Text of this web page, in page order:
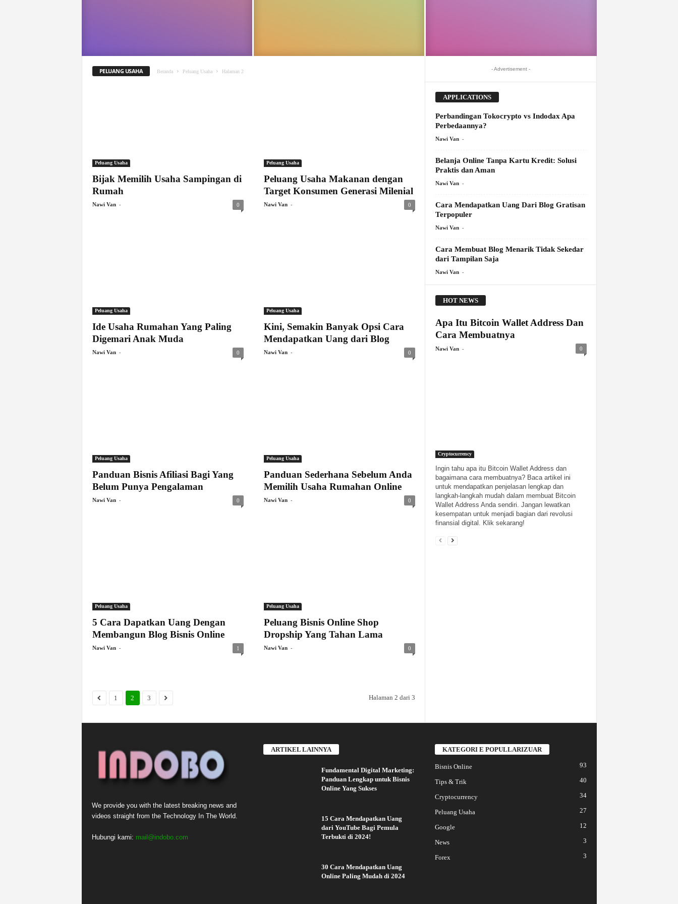
PELUANG USAHA Beranda Peluang Usaha Halaman 2
Peluang Usaha
Bijak Memilih Usaha Sampingan di
Rumah
Nawi Van - 0
Peluang Usaha
Peluang Usaha Makanan dengan
Target Konsumen Generasi Milenial
Nawi Van - 0
Peluang Usaha
Ide Usaha Rumahan Yang Paling
Digemari Anak Muda
Nawi Van - 0
Peluang Usaha
Kini, Semakin Banyak Opsi Cara
Mendapatkan Uang dari Blog
Nawi Van - 0
Peluang Usaha
Panduan Bisnis Afiliasi Bagi Yang
Belum Punya Pengalaman
Nawi Van - 0
Peluang Usaha
Panduan Sederhana Sebelum Anda
Memilih Usaha Rumahan Online
Nawi Van - 0
Peluang Usaha
5 Cara Dapatkan Uang Dengan
Membangun Blog Bisnis Online
Nawi Van - 1
Peluang Usaha
Peluang Bisnis Online Shop
Dropship Yang Tahan Lama
Nawi Van - 0
1 2 3 Halaman 2 dari 3
- Advertisement -
APPLICATIONS
Perbandingan Tokocrypto vs Indodax Apa
Perbedaannya?
Nawi Van -
Belanja Online Tanpa Kartu Kredit: Solusi
Praktis dan Aman
Nawi Van -
Cara Mendapatkan Uang Dari Blog Gratisan
Terpopuler
Nawi Van -
Cara Membuat Blog Menarik Tidak Sekedar
dari Tampilan Saja
Nawi Van -
HOT NEWS
Apa Itu Bitcoin Wallet Address Dan
Cara Membuatnya
Nawi Van - 0
Cryptocurrency
Ingin tahu apa itu Bitcoin Wallet Address dan
bagaimana cara membuatnya? Baca artikel ini
untuk mendapatkan penjelasan lengkap dan
langkah-langkah mudah dalam membuat Bitcoin
Wallet Address Anda sendiri. Jangan lewatkan
kesempatan untuk menjadi bagian dari revolusi
finansial digital. Klik sekarang!
We provide you with the latest breaking news and
videos straight from the Technology In The World.
Hubungi kami: mail@indobo.com
ARTIKEL LAINNYA
Fundamental Digital Marketing:
Panduan Lengkap untuk Bisnis
Online Yang Sukses
15 Cara Mendapatkan Uang
dari YouTube Bagi Pemula
Terbukti di 2024!
30 Cara Mendapatkan Uang
Online Paling Mudah di 2024
KATEGORI E POPULLARIZUAR
Bisnis Online 93
Tips & Trik 40
Cryptocurrency 34
Peluang Usaha 27
Google 12
News 3
Forex 3